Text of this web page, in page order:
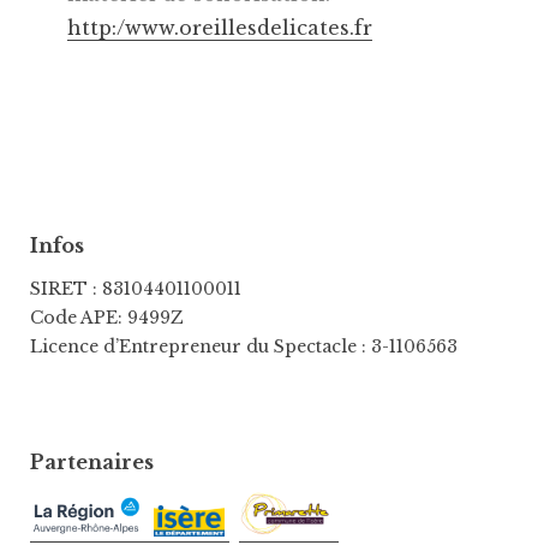
http:/www.oreillesdelicates.fr
Infos
SIRET : 83104401100011
Code APE: 9499Z
Licence d’Entrepreneur du Spectacle : 3-1106563
Partenaires